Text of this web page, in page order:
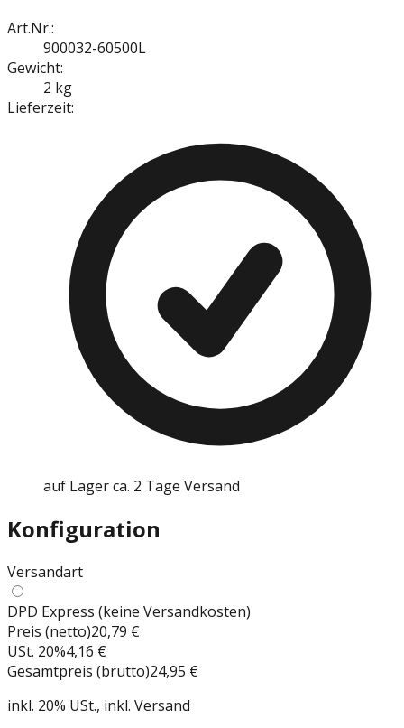
Art.Nr.:
900032-60500L
Gewicht:
2 kg
Lieferzeit:
auf Lager ca. 2 Tage Versand
Konfiguration
Versandart
DPD Express (keine Versandkosten)
Preis (netto)20,79 €
USt. 20%4,16 €
Gesamtpreis (brutto)24,95 €
inkl. 20% USt., inkl. Versand